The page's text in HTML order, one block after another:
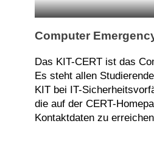
Computer
Das KIT-CERT ist das
Es steht allen
KIT bei IT-
die auf der CERT-
Kontaktdaten zu